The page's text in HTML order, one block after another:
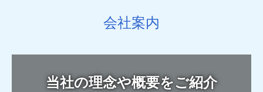
会社案内
当社の理念や概要をご紹介